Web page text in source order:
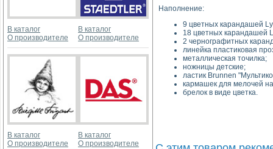
В каталог
О производителе
В каталог
О производителе
В каталог
О производителе
В каталог
О производителе
Наполнение:
9 цветных карандашей
18 цветных карандашей
2 чернографитных
линейка пластиковая
металлическая точилка;
ножницы детские;
ластик Brunnen
кармашек для мелочей
брелок в виде цветка.